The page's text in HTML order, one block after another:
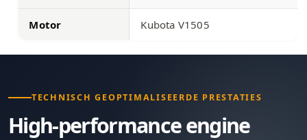
Motor Kubota V1505
TECHNISCH GEOPTIMALISEERDE PRESTATIES
High-performance engine